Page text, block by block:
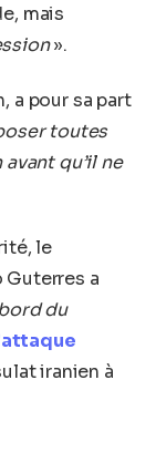
mais
».
a pour sa part
toutes
qu’il ne
le
Guterres a
du
iranien à